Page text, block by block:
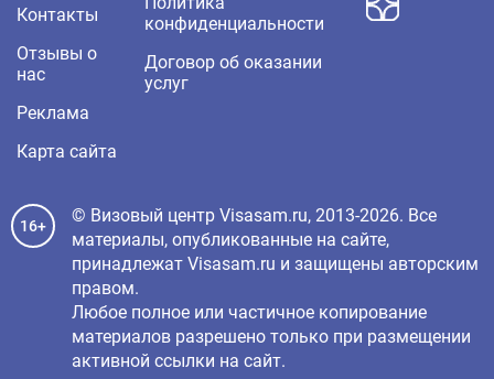
Контакты
Отзывы о
нас
Реклама
Карта сайта
конфиденциальности
Договор об оказании
услуг
16+
© Визовый центр Visasam.ru, 2013-2026. Все
материалы, опубликованные на сайте,
принадлежат Visasam.ru и защищены авторским
правом.
Любое полное или частичное копирование
материалов разрешено только при размещении
активной ссылки на сайт.